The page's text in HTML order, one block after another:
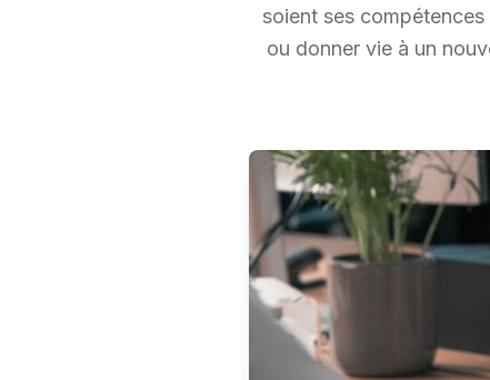
soient ses
ou donner vie à un